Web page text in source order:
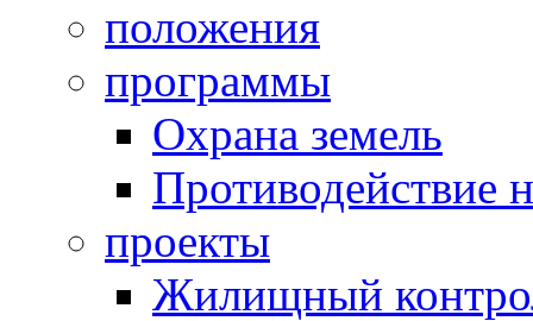
положения
программы
Охрана земель
Противодействие
проекты
Жилищный